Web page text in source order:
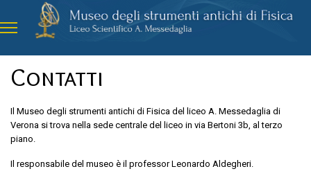
Contatti
Il Museo degli strumenti antichi di Fisica del liceo A. Messedaglia di
Verona si trova nella sede centrale del liceo in via Bertoni 3b, al terzo
piano.
Il responsabile del museo è il professor Leonardo Aldegheri.